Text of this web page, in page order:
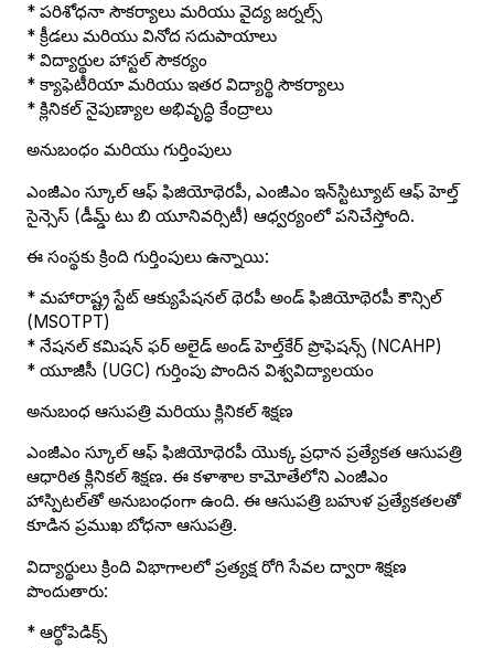
* పరిశోధనా సౌకర్యాలు మరియు వైద్య జర్నల్స్
* క్రీడలు మరియు వినోద సదుపాయాలు
* విద్యార్థుల హాస్టల్ సౌకర్యం
* క్యాఫెటీరియా మరియు ఇతర విద్యార్థి సౌకర్యాలు
* క్లినికల్ నైపుణ్యాల అభివృద్ధి కేంద్రాలు
అనుబంధం మరియు గుర్తింపులు
ఎంజీఎం స్కూల్ ఆఫ్ ఫిజియోథెరపీ, ఎంజీఎం ఇన్‌స్టిట్యూట్ ఆఫ్ హెల్త్
సైన్సెస్ (డీమ్డ్ టు బి యూనివర్సిటీ) ఆధ్వర్యంలో పనిచేస్తోంది.
ఈ సంస్థకు క్రింది గుర్తింపులు ఉన్నాయి:
* మహారాష్ట్ర స్టేట్ ఆక్యుపేషనల్ థెరపీ అండ్ ఫిజియోథెరపీ కౌన్సిల్
(MSOTPT)
* నేషనల్ కమిషన్ ఫర్ అలైడ్ అండ్ హెల్త్‌కేర్ ప్రొఫెషన్స్ (NCAHP)
* యూజీసీ (UGC) గుర్తింపు పొందిన విశ్వవిద్యాలయం
అనుబంధ ఆసుపత్రి మరియు క్లినికల్ శిక్షణ
ఎంజీఎం స్కూల్ ఆఫ్ ఫిజియోథెరపీ యొక్క ప్రధాన ప్రత్యేకత ఆసుపత్రి
ఆధారిత క్లినికల్ శిక్షణ. ఈ కళాశాల కామోతేలోని ఎంజీఎం
హాస్పిటల్‌తో అనుబంధంగా ఉంది. ఈ ఆసుపత్రి బహుళ ప్రత్యేకతలతో
కూడిన ప్రముఖ బోధనా ఆసుపత్రి.
విద్యార్థులు క్రింది విభాగాలలో ప్రత్యక్ష రోగి సేవల ద్వారా శిక్షణ
పొందుతారు:
* ఆర్థోపెడిక్స్